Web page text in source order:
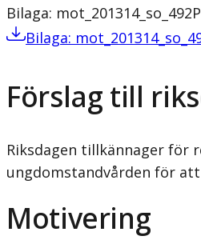
Bilaga: mot_201314_so_492
Bilaga:
Förslag till
Riksdagen tillkännager för
ungdomstandvården för
Motivering